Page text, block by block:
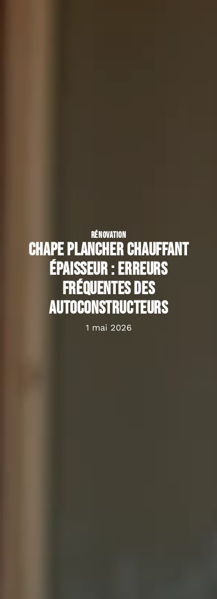
RÉNOVATION
Chape plancher chauffant
épaisseur : erreurs
fréquentes des
autoconstructeurs
1 mai 2026